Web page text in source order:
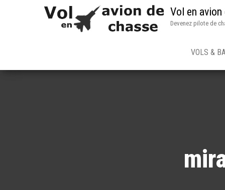
Vol en
Devenez pilote de
VOLS &